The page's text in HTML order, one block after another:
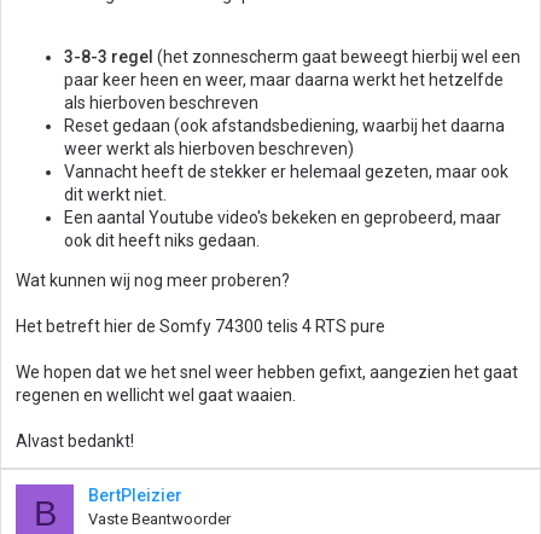
3-8-3 regel (het zonnescherm gaat beweegt hierbij wel een
paar keer heen en weer, maar daarna werkt het hetzelfde
als hierboven beschreven
Reset gedaan (ook afstandsbediening, waarbij het daarna
weer werkt als hierboven beschreven)
Vannacht heeft de stekker er helemaal gezeten, maar ook
dit werkt niet.
Een aantal Youtube video's bekeken en geprobeerd, maar
ook dit heeft niks gedaan.
Wat kunnen wij nog meer proberen?
Het betreft hier de Somfy 74300 telis 4 RTS pure
We hopen dat we het snel weer hebben gefixt, aangezien het gaat
regenen en wellicht wel gaat waaien.
Alvast bedankt!
B BertPleizier
Vaste Beantwoorder